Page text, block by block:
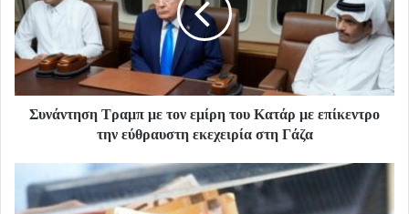
Συνάντηση Τραμπ με τον εμίρη του Κατάρ με επίκεντρο
την εύθραυστη εκεχειρία στη Γάζα